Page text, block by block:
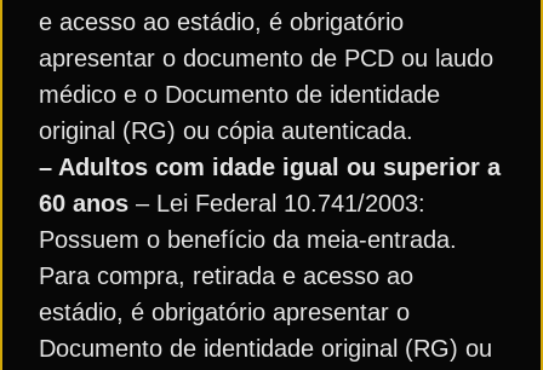
e acesso ao estádio, é obrigatório
apresentar o documento de PCD ou laudo
médico e o Documento de identidade
original (RG) ou cópia autenticada.
– Adultos com idade igual ou superior a
60 anos – Lei Federal 10.741/2003:
Possuem o benefício da meia-entrada.
Para compra, retirada e acesso ao
estádio, é obrigatório apresentar o
Documento de identidade original (RG) ou